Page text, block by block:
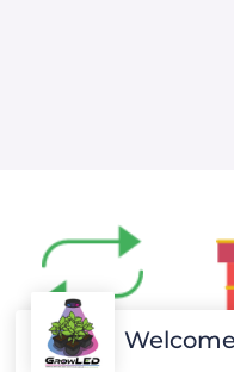
Échange sous
14 jours
Welcome